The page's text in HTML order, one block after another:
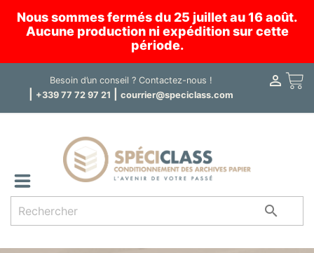
Nous sommes fermés du 25 juillet au 16 août.
Aucune production ni expédition sur cette
période.
Besoin d’un conseil ? Contactez-nous !
+339 77 72 97 21 courrier@speciclass.com
 Panier
